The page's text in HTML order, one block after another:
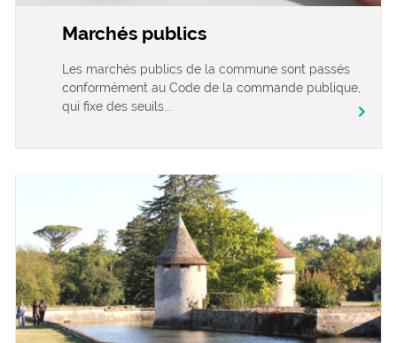
Marchés publics
Les marchés publics de la commune sont passés
conformément au Code de la commande publique,
qui fixe des seuils...
chevron_right